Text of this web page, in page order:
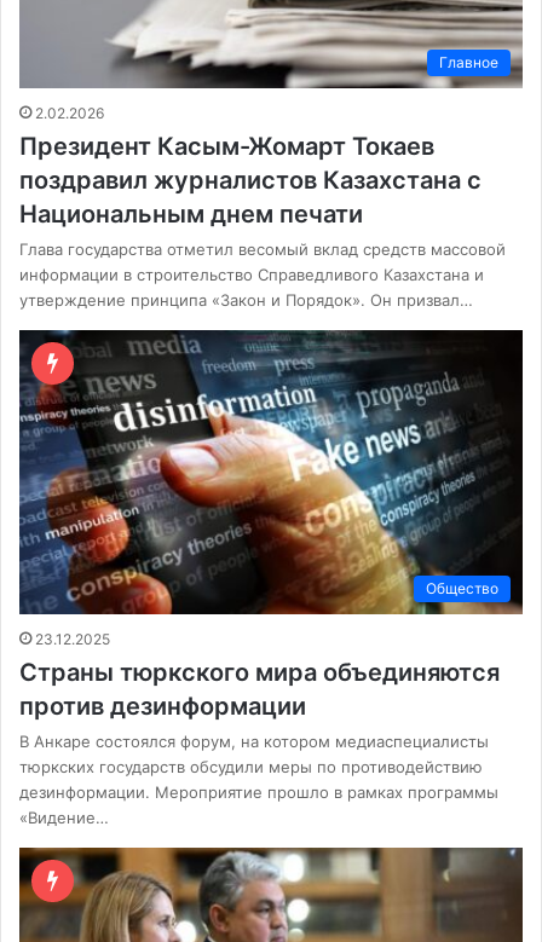
Главное
2.02.2026
Президент Касым-Жомарт Токаев
поздравил журналистов Казахстана с
Национальным днем печати
Глава государства отметил весомый вклад средств массовой
информации в строительство Справедливого Казахстана и
утверждение принципа «Закон и Порядок». Он призвал…
Общество
23.12.2025
Страны тюркского мира объединяются
против дезинформации
В Анкаре состоялся форум, на котором медиаспециалисты
тюркских государств обсудили меры по противодействию
дезинформации. Мероприятие прошло в рамках программы
«Видение…